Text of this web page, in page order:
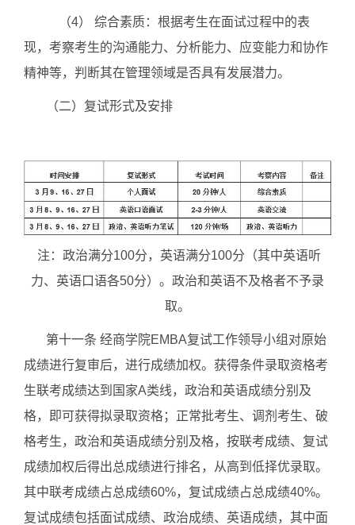
（4） 综合素质：根据考生在面试过程中的表
现，考察考生的沟通能力、分析能力、应变能力和协作
精神等，判断其在管理领域是否具有发展潜力。
（二）复试形式及安排
注：政治满分100分，英语满分100分（其中英语听
力、英语口语各50分）。政治和英语不及格者不予录
取。
第十一条 经商学院EMBA复试工作领导小组对原始
成绩进行复审后，进行成绩加权。获得条件录取资格考
生联考成绩达到国家A类线，政治和英语成绩分别及
格，即可获得拟录取资格；正常批考生、调剂考生、破
格考生，政治和英语成绩分别及格，按联考成绩、复试
成绩加权后得出总成绩进行排名，从高到低择优录取。
其中联考成绩占总成绩60%，复试成绩占总成绩40%。
复试成绩包括面试成绩、政治成绩、英语成绩，其中面